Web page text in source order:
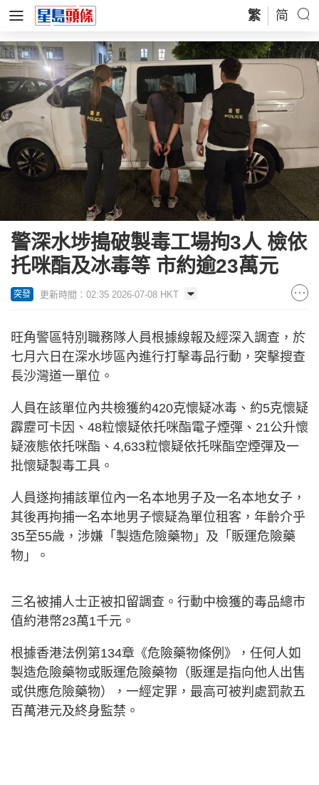
繁 简
警深水埗搗破製毒工場拘3人 檢依
托咪酯及冰毒等 市約逾23萬元
突發 更新時間：02:35 2026-07-08 HKT
旺角警區特別職務隊人員根據線報及經深入調查，於
七月六日在深水埗區內進行打擊毒品行動，突擊搜查
長沙灣道一單位。
人員在該單位內共檢獲約420克懷疑冰毒、約5克懷疑
霹靂可卡因、48粒懷疑依托咪酯電子煙彈、21公升懷
疑液態依托咪酯、4,633粒懷疑依托咪酯空煙彈及一
批懷疑製毒工具。
人員遂拘捕該單位內一名本地男子及一名本地女子，
其後再拘捕一名本地男子懷疑為單位租客，年齡介乎
35至55歲，涉嫌「製造危險藥物」及「販運危險藥
物」。
三名被捕人士正被扣留調查。行動中檢獲的毒品總市
值約港幣23萬1千元。
根據香港法例第134章《危險藥物條例》，任何人如
製造危險藥物或販運危險藥物（販運是指向他人出售
或供應危險藥物），一經定罪，最高可被判處罰款五
百萬港元及終身監禁。